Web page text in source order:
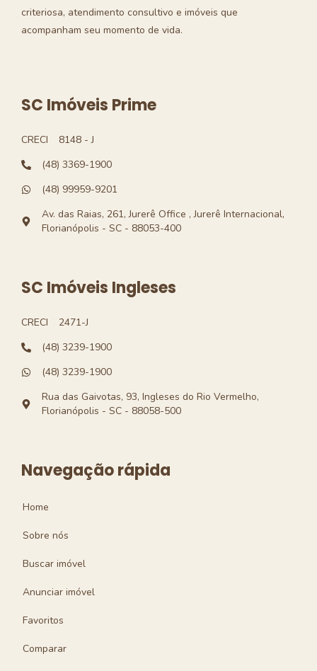
criteriosa, atendimento consultivo e imóveis que
acompanham seu momento de vida.
SC Imóveis Prime
CRECI
8148 - J
(48) 3369-1900
(48) 99959-9201
Av. das Raias, 261, Jurerê Office , Jurerê Internacional,
Florianópolis - SC - 88053-400
SC Imóveis Ingleses
CRECI
2471-J
(48) 3239-1900
(48) 3239-1900
Rua das Gaivotas, 93, Ingleses do Rio Vermelho,
Florianópolis - SC - 88058-500
Navegação rápida
Home
Sobre nós
Buscar imóvel
Anunciar imóvel
Favoritos
Comparar